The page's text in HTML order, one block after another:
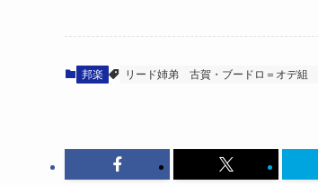
邦楽 リード姉弟 古賀・ブードロ＝オデ組